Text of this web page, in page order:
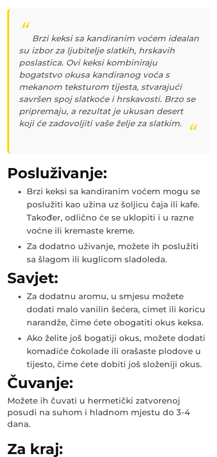
Brzi keksi sa kandiranim voćem idealan
su izbor za ljubitelje slatkih, hrskavih
poslastica. Ovi keksi kombiniraju
bogatstvo okusa kandiranog voća s
mekanom teksturom tijesta, stvarajući
savršen spoj slatkoće i hrskavosti. Brzo se
pripremaju, a rezultat je ukusan desert
koji će zadovoljiti vaše želje za slatkim.
Posluživanje:
Brzi keksi sa kandiranim voćem mogu se
poslužiti kao užina uz šoljicu čaja ili kafe.
Također, odlično će se uklopiti i u razne
voćne ili kremaste kreme.
Za dodatno uživanje, možete ih poslužiti
sa šlagom ili kuglicom sladoleda.
Savjet:
Za dodatnu aromu, u smjesu možete
dodati malo vanilin šećera, cimet ili koricu
narandže, čime ćete obogatiti okus keksa.
Ako želite još bogatiji okus, možete dodati
komadiće čokolade ili orašaste plodove u
tijesto, čime ćete dobiti još složeniji okus.
Čuvanje:
Možete ih čuvati u hermetički zatvorenoj
posudi na suhom i hladnom mjestu do 3-4
dana.
Za kraj: